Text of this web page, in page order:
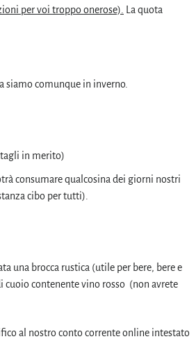
per voi troppo onerose). La quota
siamo comunque in inverno.
in merito)
consumare qualcosina dei giorni nostri
cibo per tutti).
una brocca rustica (utile per bere, bere e
cuoio contenente vino rosso (non avrete
al nostro conto corrente online intestato